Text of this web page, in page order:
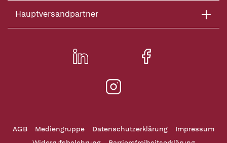
Hauptversandpartner
AGB Mediengruppe Datenschutzerklärung
Impressum